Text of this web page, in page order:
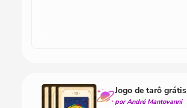
Jogo de tarô grátis
por André Mantovanni